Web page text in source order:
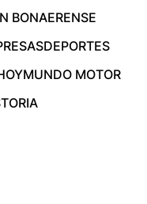
BONAERENSE
DEPORTES
MUNDO MOTOR